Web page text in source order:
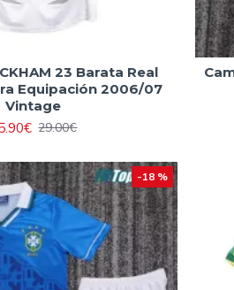
23 Barata Real
Equipación 2006/07
Vintage
29.00€
-18 %